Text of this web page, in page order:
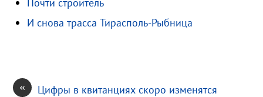
iь
И снова трасса Тирасполь-Рыбница
« Цифры в квитанциях скоро изменятся